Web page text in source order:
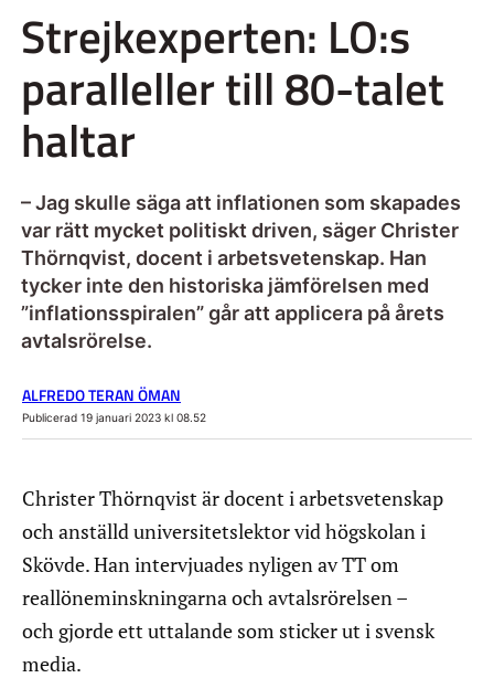
Strejkexperten: LO:s
paralleller till 80-talet
haltar
– Jag skulle säga att inflationen som skapades
var rätt mycket politiskt driven, säger Christer
Thörnqvist, docent i arbetsvetenskap. Han
tycker inte den historiska jämförelsen med
”inflationsspiralen” går att applicera på årets
avtalsrörelse.
ALFREDO TERAN ÖMAN
Publicerad 19 januari 2023 kl 08.52
Christer Thörnqvist är docent i arbetsvetenskap
och anställd universitetslektor vid högskolan i
Skövde. Han intervjuades nyligen av TT om
reallöneminskningarna och avtalsrörelsen –
och gjorde ett uttalande som sticker ut i svensk
media.